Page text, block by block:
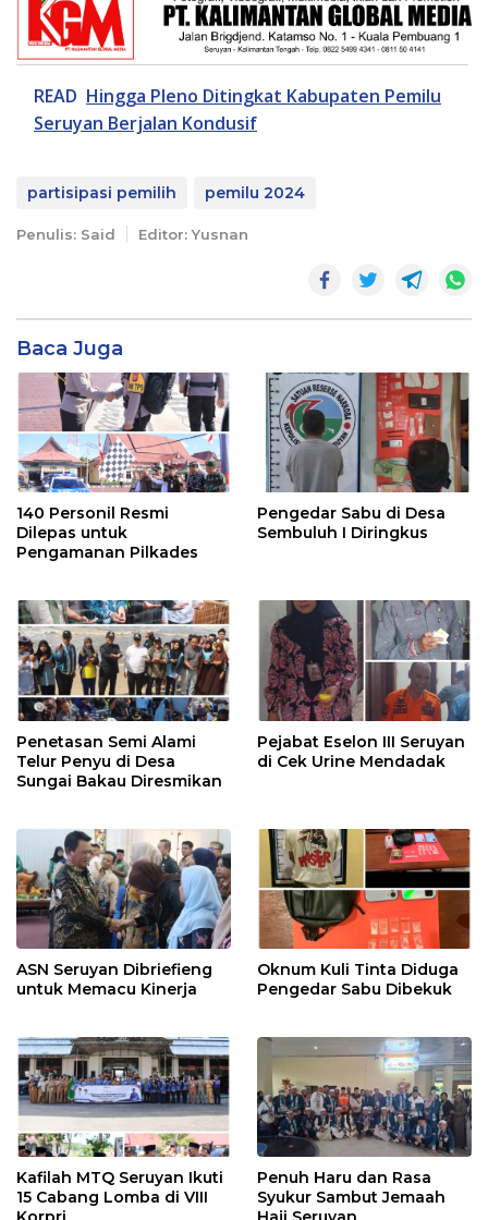
READ Hingga Pleno Ditingkat Kabupaten Pemilu
Seruyan Berjalan Kondusif
partisipasi pemilih pemilu 2024
Penulis: Said Editor: Yusnan
Baca Juga
140 Personil Resmi
Dilepas untuk
Pengamanan Pilkades
Pengedar Sabu di Desa
Sembuluh I Diringkus
Penetasan Semi Alami
Telur Penyu di Desa
Sungai Bakau Diresmikan
Pejabat Eselon III Seruyan
di Cek Urine Mendadak
ASN Seruyan Dibriefieng
untuk Memacu Kinerja
Oknum Kuli Tinta Diduga
Pengedar Sabu Dibekuk
Kafilah MTQ Seruyan Ikuti
15 Cabang Lomba di VIII
Penuh Haru dan Rasa
Syukur Sambut Jemaah